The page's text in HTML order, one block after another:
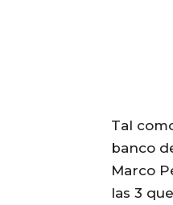
Tal
banco
Marco
las 3